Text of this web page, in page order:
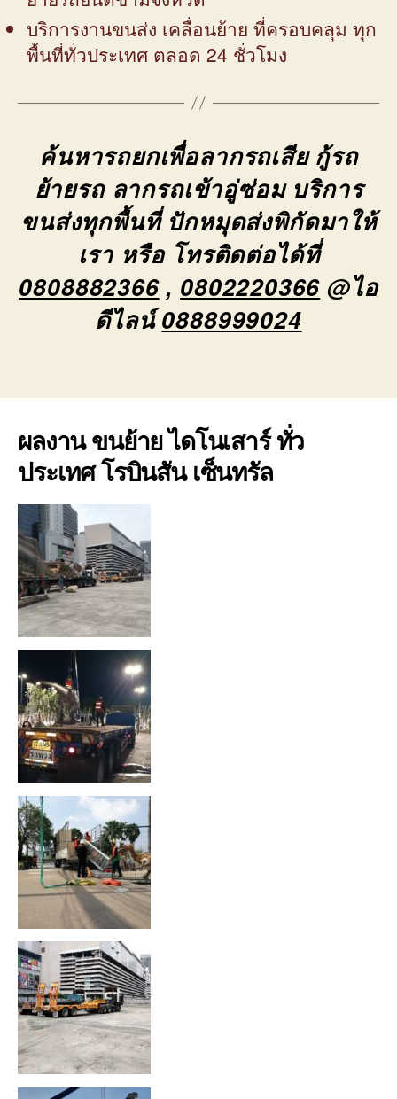
บริการงานขนส่ง เคลื่อนย้าย ที่ครอบคลุม ทุก
พื้นที่ทั่วประเทศ ตลอด 24 ชั่วโมง
ค้นหารถยกเพื่อลากรถเสีย กู้รถ
ย้ายรถ ลากรถเข้าอู่ซ่อม บริการ
ขนส่งทุกพื้นที่ ปักหมุดส่งพิกัดมาให้
เรา หรือ โทรติดต่อได้ที่
0808882366, 0802220366 @ไอ
ดีไลน์0888999024
ผลงาน ขนย้าย ไดโนเสาร์ ทั่ว
ประเทศ โรบินสัน เซ็นทรัล